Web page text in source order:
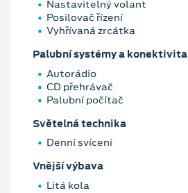
Nastavitelný volant
Posilovač řízení
Vyhřívaná zrcátka
Palubní systémy a konektivita
Autorádio
CD přehrávač
Palubní počítač
Světelná technika
Denní svícení
Vnější výbava
Litá kola